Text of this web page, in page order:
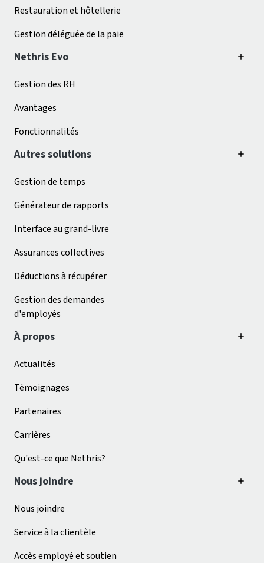
Restauration et hôtellerie
Gestion déléguée de la paie
Nethris Evo
Gestion des RH
Avantages
Fonctionnalités
Autres solutions
Gestion de temps
Générateur de rapports
Interface au grand-livre
Assurances collectives
Déductions à récupérer
Gestion des demandes
d'employés
À propos
Actualités
Témoignages
Partenaires
Carrières
Qu'est-ce que Nethris?
Nous joindre
Nous joindre
Service à la clientèle
Accès employé et soutien